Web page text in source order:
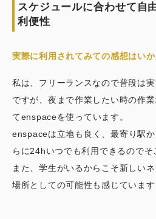
スケジュールに合わせて自
利便性
実際に利用されてみての感想はいか
私は、フリーランスなので普段は
ですが、夜まで作業したい時の作
てenspaceを使っています。
enspaceは立地も良く、最寄り駅
らに24hいつでも利用できるのでそ
また、学生がいるからこそ新しい
場所としての可能性も感じています